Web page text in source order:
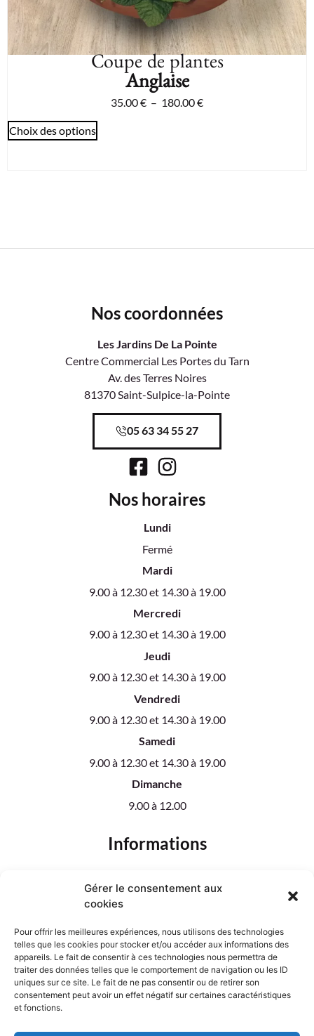
Gérer le consentement aux
cookies
Pour offrir les meilleures expériences, nous utilisons des technologies
telles que les cookies pour stocker et/ou accéder aux informations des
appareils. Le fait de consentir à ces technologies nous permettra de
traiter des données telles que le comportement de navigation ou les ID
uniques sur ce site. Le fait de ne pas consentir ou de retirer son
consentement peut avoir un effet négatif sur certaines caractéristiques
et fonctions.
Coupe de plantes
Anglaise
35.00€ – 180.00€
Choix des options
Nos coordonnées
Les Jardins De La Pointe
Centre Commercial Les Portes du Tarn
Av. des Terres Noires
81370 Saint-Sulpice-la-Pointe
05 63 34 55 27
Nos horaires
Lundi
Fermé
Mardi
9.00 à 12.30 et 14.30 à 19.00
Mercredi
9.00 à 12.30 et 14.30 à 19.00
Jeudi
9.00 à 12.30 et 14.30 à 19.00
Vendredi
9.00 à 12.30 et 14.30 à 19.00
Samedi
9.00 à 12.30 et 14.30 à 19.00
Dimanche
9.00 à 12.00
Informations
Nos créations florales
Deuil
Tarifs de livraison
Designed by